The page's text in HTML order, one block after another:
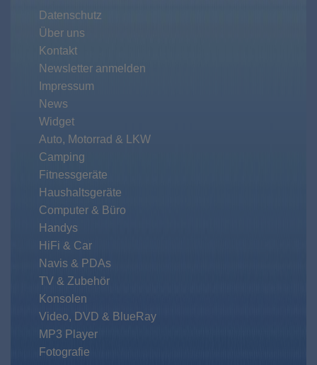
Datenschutz
Über uns
Kontakt
Newsletter anmelden
Impressum
News
Widget
Auto, Motorrad & LKW
Camping
Fitnessgeräte
Haushaltsgeräte
Computer & Büro
Handys
HiFi & Car
Navis & PDAs
TV & Zubehör
Konsolen
Video, DVD & BlueRay
MP3 Player
Fotografie